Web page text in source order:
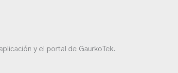
y el portal de GaurkoTek.